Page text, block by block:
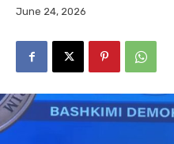
June 24, 2026